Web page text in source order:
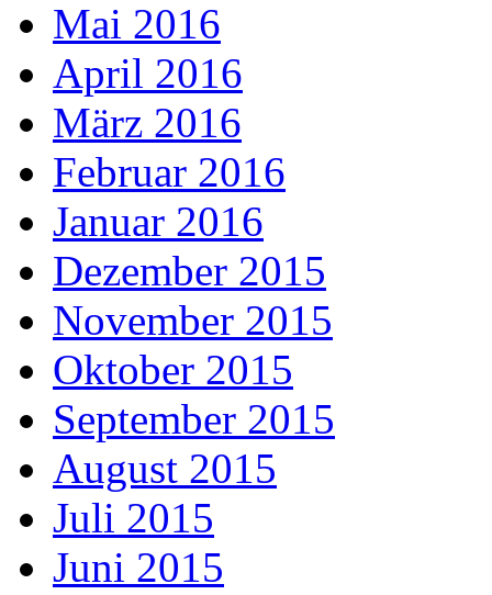
Mai 2016
April 2016
März 2016
Februar 2016
Januar 2016
Dezember 2015
November 2015
Oktober 2015
September 2015
August 2015
Juli 2015
Juni 2015